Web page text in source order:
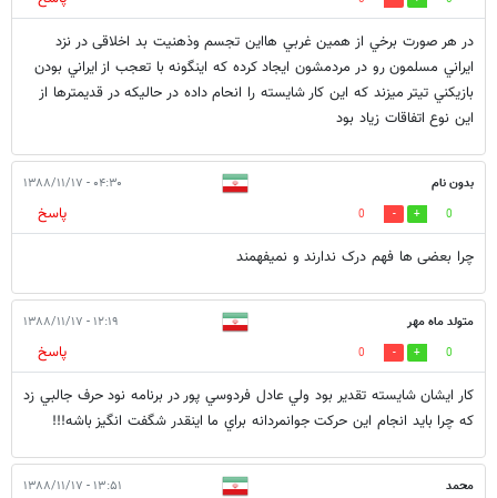
در هر صورت برخي از همين غربي هااين تجسم وذهنيت بد اخلاقی در نزد
ايراني مسلمون رو در مردمشون ايجاد كرده كه اينگونه با تعجب از ايراني بودن
بازيكني تيتر ميزند كه اين كار شايسته را انحام داده در حاليكه در قديمترها از
اين نوع اتفاقات زياد بود
بدون نام ۰۴:۳۰ - ۱۳۸۸/۱۱/۱۷
0
0
پاسخ
چرا بعضی ها فهم درک ندارند و نمیفهمند
متولد ماه مهر ۱۲:۱۹ - ۱۳۸۸/۱۱/۱۷
0
0
پاسخ
كار ايشان شايسته تقدير بود ولي عادل فردوسي پور در برنامه نود حرف جالبي زد
كه چرا بايد انجام اين حركت جوانمردانه براي ما اينقدر شگفت انگيز باشه!!!
محمد ۱۳:۵۱ - ۱۳۸۸/۱۱/۱۷